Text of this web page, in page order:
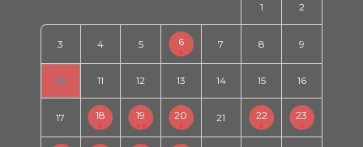
1 2
3 4 5 6 7 8 9
10 11 12 13 14 15 16
17 18 19 20 21 22 23